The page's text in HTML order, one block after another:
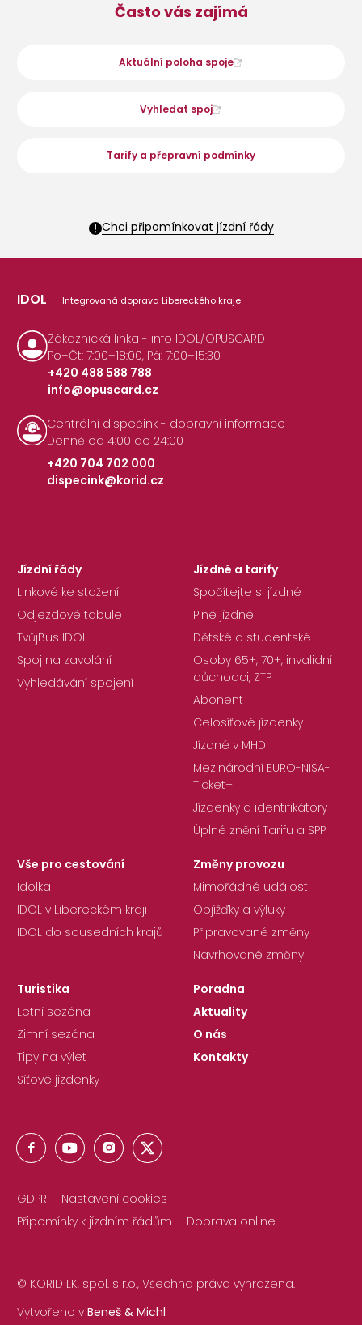
Často vás zajímá
Aktuální poloha spoje
Vyhledat spoj
Tarify a přepravní podmínky
Chci připomínkovat jízdní řády
IDOL Integrovaná doprava Libereckého kraje
Zákaznická linka - info IDOL/OPUSCARD
Po–Čt: 7:00–18:00, Pá: 7:00–15:30
+420 488 588 788
|
info@opuscard.cz
Centrální dispečink - dopravní informace
Denně od 4:00 do 24:00
+420 704 702 000
|
dispecink@korid.cz
Jízdní řády
Linkové ke stažení
Odjezdové tabule
TvůjBus IDOL
Spoj na zavolání
Vyhledávání spojení
Jízdné a tarify
Spočítejte si jízdné
Plné jízdné
Dětské a studentské
Osoby 65+, 70+, invalidní
důchodci, ZTP
Abonent
Celosíťové jízdenky
Jízdné v MHD
Mezinárodní EURO-NISA-
Ticket+
Jízdenky a identifikátory
Úplné znění Tarifu a SPP
Vše pro cestování
Idolka
IDOL v Libereckém kraji
IDOL do sousedních krajů
Změny provozu
Mimořádné události
Objížďky a výluky
Připravované změny
Navrhované změny
Turistika
Letní sezóna
Zimní sezóna
Tipy na výlet
Síťové jízdenky
Poradna
Aktuality
O nás
Kontakty
GDPR
Nastavení cookies
Připomínky k jízdním řádům
Doprava online
© KORID LK, spol. s r.o., Všechna práva vyhrazena.
Vytvořeno v Beneš & Michl